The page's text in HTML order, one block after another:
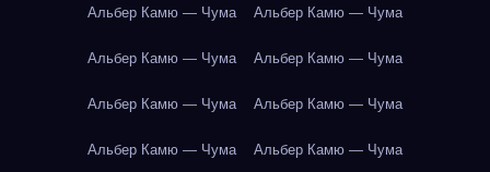
Альбер Камю — Чума Альбер Камю — Чума
Альбер Камю — Чума Альбер Камю — Чума
Альбер Камю — Чума Альбер Камю — Чума
Альбер Камю — Чума Альбер Камю — Чума